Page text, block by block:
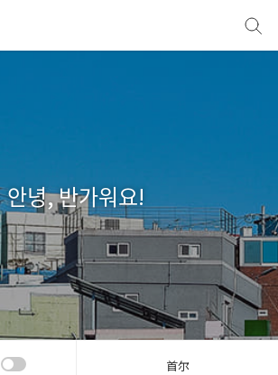
안녕, 반가워요!
首尔